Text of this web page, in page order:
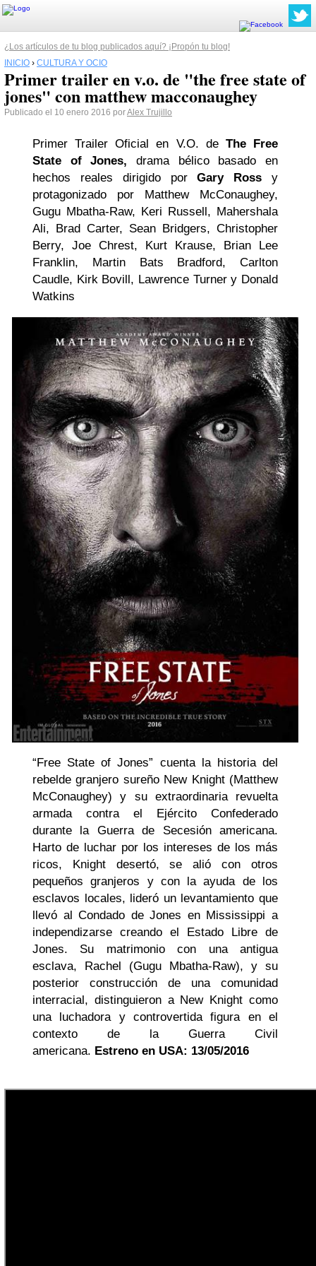
¿Los artículos de tu blog publicados aquí? ¡Propón tu blog!
INICIO › CULTURA Y OCIO
Primer trailer en v.o. de "the free state of
jones" con matthew macconaughey
Publicado el 10 enero 2016 porAlex Trujillo
Primer Trailer Oficial en V.O. de The Free
State of Jones, drama bélico basado en
hechos reales dirigido porGary Rossy
protagonizado por Matthew McConaughey,
Gugu Mbatha-Raw, Keri Russell, Mahershala
Ali, Brad Carter, Sean Bridgers, Christopher
Berry, Joe Chrest, Kurt Krause, Brian Lee
Franklin, Martin Bats Bradford, Carlton
Caudle, Kirk Bovill, Lawrence Turner y Donald
Watkins
“Free State of Jones” cuenta la historia del
rebelde granjero sureño New Knight (Matthew
McConaughey) y su extraordinaria revuelta
armada contra el Ejército Confederado
durante la Guerra de Secesión americana.
Harto de luchar por los intereses de los más
ricos, Knight desertó, se alió con otros
pequeños granjeros y con la ayuda de los
esclavos locales, lideró un levantamiento que
llevó al Condado de Jones en Mississippi a
independizarse creando el Estado Libre de
Jones. Su matrimonio con una antigua
esclava, Rachel (Gugu Mbatha-Raw), y su
posterior construcción de una comunidad
interracial, distinguieron a New Knight como
una luchadora y controvertida figura en el
contexto de la Guerra Civil
americana. Estreno en USA: 13/05/2016